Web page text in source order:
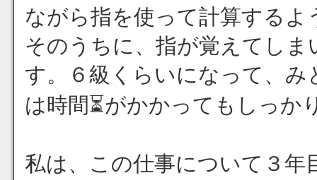
ながら指を使って計算するよ
そのうちに、指が覚えてし
す。６級くらいになって、
は時間⏳がかかってもしっ
私は、この仕事について３